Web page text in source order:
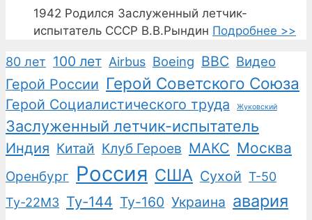
1942 Родился Заслуженный летчик-
испытатель СССР В.В.Рындин Подробнее >>
80 лет 100 лет Airbus Boeing ВВС Видео
Герой России Герой Советского Союза
Герой Социалистического труда Жуковский
Заслуженный летчик-испытатель
Индия Китай Клуб Героев МАКС Москва
Оренбург Россия США Сухой Т-50
Ту-22М3 Ту-144 Ту-160 Украина авария